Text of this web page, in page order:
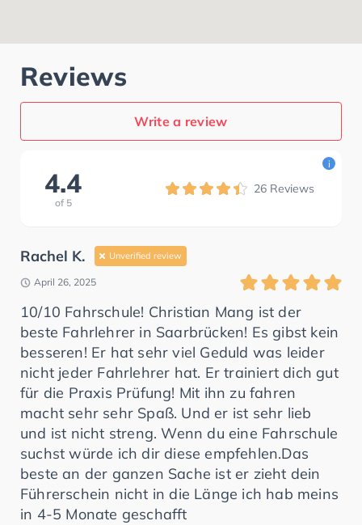
Reviews
Write a review
4.4
of 5
26 Reviews
i
Rachel K. Unverified review
April 26, 2025
10/10 Fahrschule! Christian Mang ist der
beste Fahrlehrer in Saarbrücken! Es gibst kein
besseren! Er hat sehr viel Geduld was leider
nicht jeder Fahrlehrer hat. Er trainiert dich gut
für die Praxis Prüfung! Mit ihn zu fahren
macht sehr sehr Spaß. Und er ist sehr lieb
und ist nicht streng. Wenn du eine Fahrschule
suchst würde ich dir diese empfehlen.Das
beste an der ganzen Sache ist er zieht dein
Führerschein nicht in die Länge ich hab meins
in 4-5 Monate geschafft